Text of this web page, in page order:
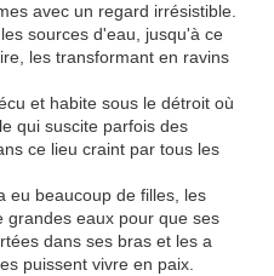
avec un regard irrésistible.
sources d'eau, jusqu'à ce
les transformant en ravins
et habite sous le détroit où
qui suscite parfois des
ce lieu craint par tous les
eu beaucoup de filles, les
eaux pour que ses
dans ses bras et les a
puissent vivre en paix.